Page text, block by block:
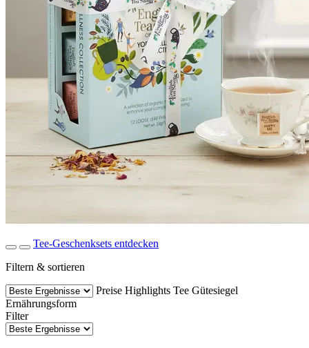
Tee-Geschenksets entdecken
Filtern & sortieren
Preise Highlights Tee Gütesiegel
Ernährungsform
Filter